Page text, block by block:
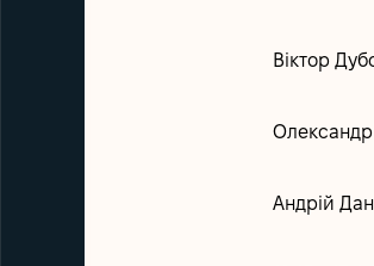
Віктор
Олександр
Андрій